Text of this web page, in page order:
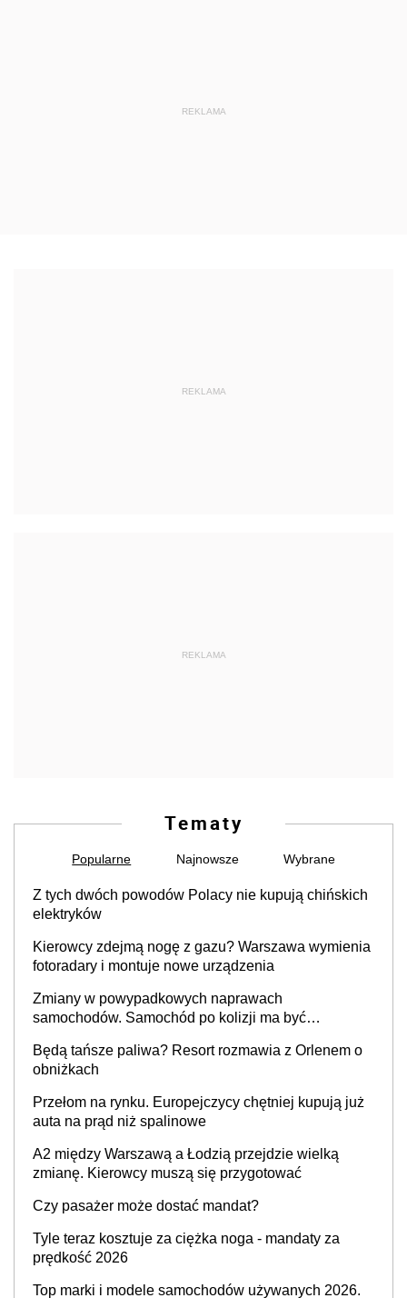
REKLAMA
REKLAMA
REKLAMA
Tematy
Popularne Najnowsze Wybrane
Z tych dwóch powodów Polacy nie kupują chińskich
elektryków
Kierowcy zdejmą nogę z gazu? Warszawa wymienia
fotoradary i montuje nowe urządzenia
Zmiany w powypadkowych naprawach
samochodów. Samochód po kolizji ma być
producenta
Będą tańsze paliwa? Resort rozmawia z Orlenem o
obniżkach
Przełom na rynku. Europejczycy chętniej kupują już
auta na prąd niż spalinowe
A2 między Warszawą a Łodzią przejdzie wielką
zmianę. Kierowcy muszą się przygotować
Czy pasażer może dostać mandat?
Tyle teraz kosztuje za ciężka noga - mandaty za
prędkość 2026
Top marki i modele samochodów używanych 2026.